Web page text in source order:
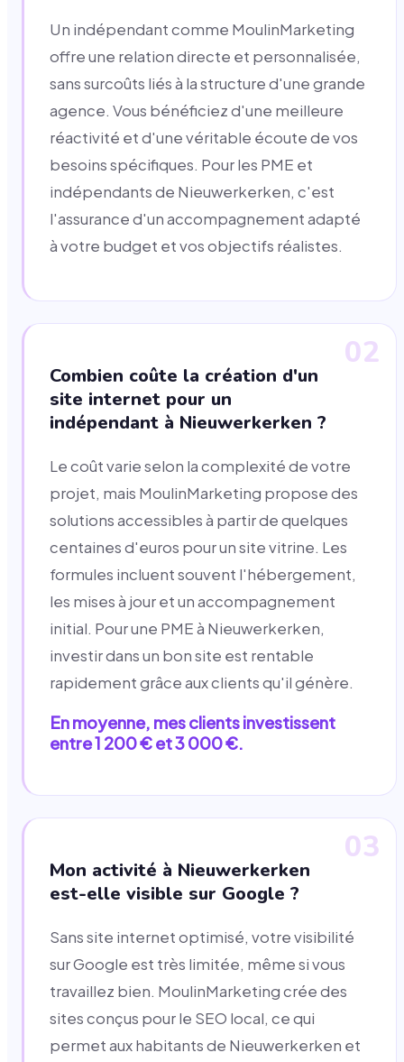
Un indépendant comme MoulinMarketing
offre une relation directe et personnalisée,
sans surcoûts liés à la structure d'une grande
agence. Vous bénéficiez d'une meilleure
réactivité et d'une véritable écoute de vos
besoins spécifiques. Pour les PME et
indépendants de Nieuwerkerken, c'est
l'assurance d'un accompagnement adapté
à votre budget et vos objectifs réalistes.
02
Combien coûte la création d'un
site internet pour un
indépendant à Nieuwerkerken ?
Le coût varie selon la complexité de votre
projet, mais MoulinMarketing propose des
solutions accessibles à partir de quelques
centaines d'euros pour un site vitrine. Les
formules incluent souvent l'hébergement,
les mises à jour et un accompagnement
initial. Pour une PME à Nieuwerkerken,
investir dans un bon site est rentable
rapidement grâce aux clients qu'il génère.
En moyenne, mes clients investissent
entre 1 200 € et 3 000 €.
03
Mon activité à Nieuwerkerken
est-elle visible sur Google ?
Sans site internet optimisé, votre visibilité
sur Google est très limitée, même si vous
travaillez bien. MoulinMarketing crée des
sites conçus pour le SEO local, ce qui
permet aux habitants de Nieuwerkerken et